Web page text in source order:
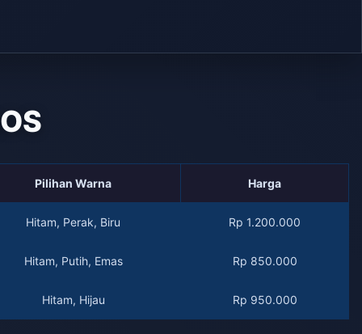
Pilihan Warna Harga
Hitam, Perak, Biru Rp 1.200.000
Hitam, Putih, Emas Rp 850.000
Hitam, Hijau Rp 950.000